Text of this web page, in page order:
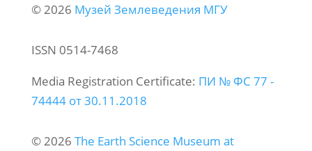
© 2026 Музей Землеведения МГУ
ISSN 0514-7468
Media Registration Certificate: ПИ № ФС 77 -
74444 от 30.11.2018
© 2026 The Earth Science Museum at